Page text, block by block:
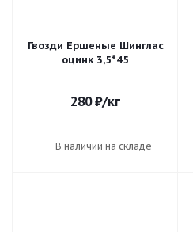
Гвозди Ершеные Шинглас
оцинк 3,5*45
280₽/кг
В наличии на складе